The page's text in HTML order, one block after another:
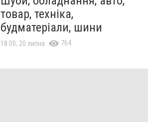
товар, техніка,
будматеріали, шини
18:00, 20 липня 764